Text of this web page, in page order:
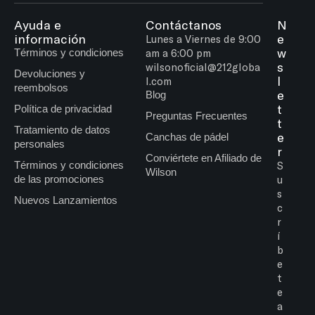
Ayuda e
información
Términos y condiciones
Devoluciones y
reembolsos
Política de privacidad
Tratamiento de datos
personales
Términos y condiciones
de las promociones
Nuevos Lanzamientos
Contáctanos
Lunes a Viernes de 9:00
am a 6:00 pm
wilsonoficial@212globa
l.com
Blog
Preguntas Frecuentes
Canchas de pádel
Conviértete en Afiliado de
Wilson
N
e
w
s
l
e
t
t
e
r
S
u
s
c
r
í
b
e
t
e
a